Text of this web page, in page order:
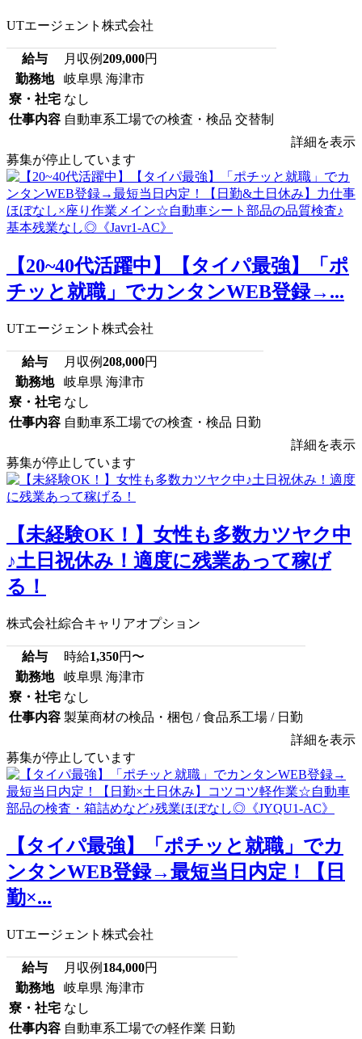
UTエージェント株式会社
給与 月収例209,000円
勤務地
岐阜県 海津市
寮・社宅 なし
仕事内容 自動車系工場での検査・検品 交替制
詳細を表示
募集が停止しています
【20~40代活躍中】【タイパ最強】「ポ
チッと就職」でカンタンWEB登録→...
UTエージェント株式会社
給与 月収例208,000円
勤務地
岐阜県 海津市
寮・社宅 なし
仕事内容 自動車系工場での検査・検品 日勤
詳細を表示
募集が停止しています
【未経験OK！】女性も多数カツヤク中
♪土日祝休み！適度に残業あって稼げ
る！
株式会社綜合キャリアオプション
給与 時給1,350円〜
勤務地
岐阜県 海津市
寮・社宅 なし
仕事内容 製菓商材の検品・梱包 / 食品系工場 / 日勤
詳細を表示
募集が停止しています
【タイパ最強】「ポチッと就職」でカ
ンタンWEB登録→最短当日内定！【日
勤×...
UTエージェント株式会社
給与 月収例 184,000円
勤務地
岐阜県 海津市
寮・社宅 なし
仕事内容 自動車系工場での軽作業 日勤